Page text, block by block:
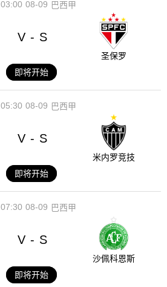
08-09
03:00 巴西甲
V - S
圣保罗
即将开始
08-09
05:30 巴西甲
V - S
米内罗竞技
即将开始
08-09
07:30 巴西甲
V - S
沙佩科恩斯
即将开始